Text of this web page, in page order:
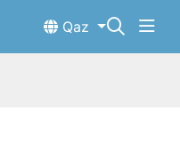
Qaz